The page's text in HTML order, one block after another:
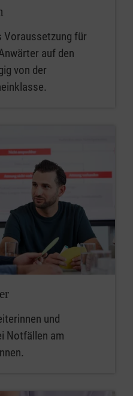
Voraussetzung für
auf den
von der
und
Notfällen am